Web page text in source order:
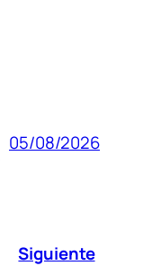
05/08/2026
Siguiente